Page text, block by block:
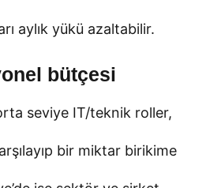
aylık yükü azaltabilir.
bütçesi
seviye IT/teknik roller,
bir miktar birikime